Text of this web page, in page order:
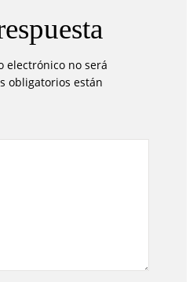
electrónico no será
obligatorios están